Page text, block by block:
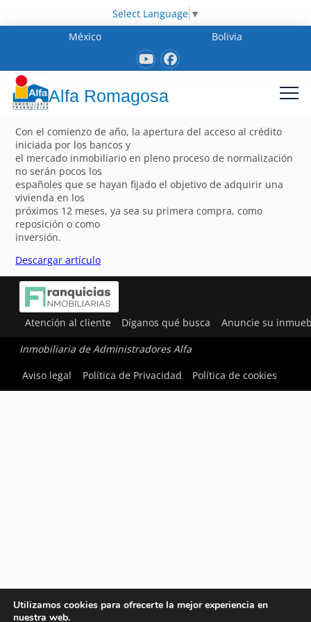
Select Language ▼
México
Bolivia
Alfa Romagosa
Con el comienzo de año, la apertura del acceso al crédito
iniciada por los bancos y
el mercado inmobiliario en pleno proceso de normalización
no serán pocos los
españoles que se hayan fijado el objetivo de adquirir una
vivienda en los
próximos 12 meses, ya sea su primera compra, como
reposición o como
inversión.
Descargar artículo
Atención al cliente Díganos qué busca Anuncie su
Inmobiliaria de Administradores Alfa
Aviso legal
Política de Privacidad Política de cookies
Utilizamos cookies para ofrecerte la mejor experiencia en
nuestra web.